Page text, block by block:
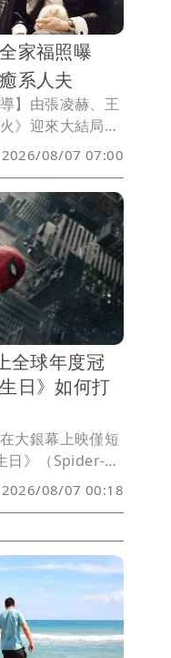
家福照曝
系人夫
】由張凌赫、王
》迎來大結局，
的嘟嘴親親照，
凌赫不僅在劇中
外還會陪著小童
容清嶧會做菜又
系賽道，迷暈大
2026/08/07 07:00
全球年度冠
日》如何打
大銀幕上映僅短
日》（Spider-
便超越《玩具總
(約371億元台
影市場注入一劑
2026/08/07 00:18